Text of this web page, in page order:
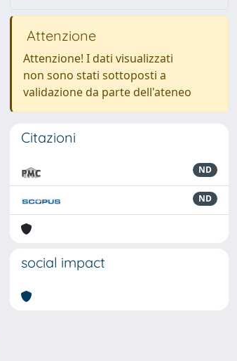
Attenzione
Attenzione! I dati visualizzati
non sono stati sottoposti a
validazione da parte dell'ateneo
Citazioni
ND
ND
social impact